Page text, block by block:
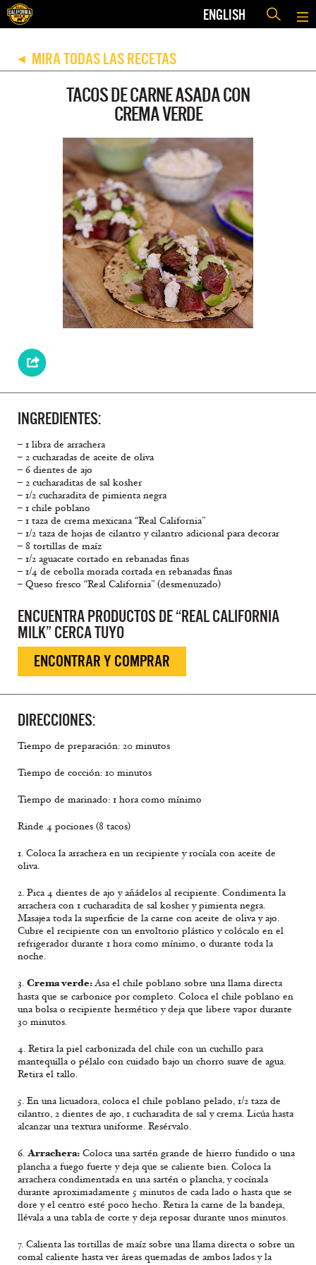
ENGLISH
◀ MIRA TODAS LAS RECETAS
TACOS DE CARNE ASADA CON
CREMA VERDE
INGREDIENTES:
– 1 libra de arrachera
– 2 cucharadas de aceite de oliva
– 6 dientes de ajo
– 2 cucharaditas de sal kosher
– 1/2 cucharadita de pimienta negra
– 1 chile poblano
– 1 taza de crema mexicana “Real California”
– 1/2 taza de hojas de cilantro y cilantro adicional para decorar
– 8 tortillas de maíz
– 1/2 aguacate cortado en rebanadas finas
– 1/4 de cebolla morada cortada en rebanadas finas
– Queso fresco “Real California” (desmenuzado)
ENCUENTRA PRODUCTOS DE “REAL CALIFORNIA
MILK” CERCA TUYO
ENCONTRAR Y COMPRAR
DIRECCIONES:
Tiempo de preparación: 20 minutos
Tiempo de cocción: 10 minutos
Tiempo de marinado: 1 hora como mínimo
Rinde 4 pociones (8 tacos)
1. Coloca la arrachera en un recipiente y rocíala con aceite de
oliva.
2. Pica 4 dientes de ajo y añádelos al recipiente. Condimenta la
arrachera con 1 cucharadita de sal kosher y pimienta negra.
Masajea toda la superficie de la carne con aceite de oliva y ajo.
Cubre el recipiente con un envoltorio plástico y colócalo en el
refrigerador durante 1 hora como mínimo, o durante toda la
noche.
3. Crema verde:Asa el chile poblano sobre una llama directa
hasta que se carbonice por completo. Coloca el chile poblano en
una bolsa o recipiente hermético y deja que libere vapor durante
30 minutos.
4. Retira la piel carbonizada del chile con un cuchillo para
mantequilla o pélalo con cuidado bajo un chorro suave de agua.
Retira el tallo.
5. En una licuadora, coloca el chile poblano pelado, 1/2 taza de
cilantro, 2 dientes de ajo, 1 cucharadita de sal y crema. Licúa hasta
alcanzar una textura uniforme. Resérvalo.
6. Arrachera: Coloca una sartén grande de hierro fundido o una
plancha a fuego fuerte y deja que se caliente bien. Coloca la
arrachera condimentada en una sartén o plancha, y cocínala
durante aproximadamente 5 minutos de cada lado o hasta que se
dore y el centro esté poco hecho. Retira la carne de la bandeja,
llévala a una tabla de corte y deja reposar durante unos minutos.
7. Calienta las tortillas de maíz sobre una llama directa o sobre un
comal caliente hasta ver áreas quemadas de ambos lados y la